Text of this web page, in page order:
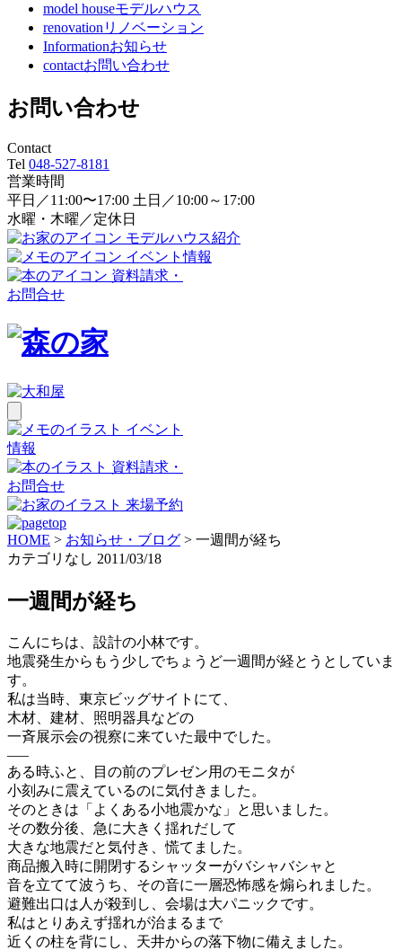
model houseモデルハウス
renovation リノベーション
Informationお知らせ
contactお問い合わせ
お問い合わせ
Contact
Tel 048-527-8181
営業時間
平日／11:00〜17:00 土日／10:00～17:00
水曜・木曜／定休日
モデルハウス紹介
イベント情報
資料請求・
お問合せ
イベント
情報
資料請求・
お問合せ
来場予約
HOME > お知らせ・ブログ > 一週間が経ち
カテゴリなし 2011/03/18
一週間が経ち
こんにちは、設計の小林です。
地震発生からもう少しでちょうど一週間が経とうとしていま
す。
私は当時、東京ビッグサイトにて、
木材、建材、照明器具などの
一斉展示会の視察に来ていた最中でした。
—–
ある時ふと、目の前のプレゼン用のモニタが
小刻みに震えているのに気付きました。
そのときは「よくある小地震かな」と思いました。
その数分後、急に大きく揺れだして
大きな地震だと気付き、慌てました。
商品搬入時に開閉するシャッターがバシャバシャと
音を立てて波うち、その音に一層恐怖感を煽られました。
避難出口は人が殺到し、会場は大パニックです。
私はとりあえず揺れが治まるまで
近くの柱を背にし、天井からの落下物に備えました。